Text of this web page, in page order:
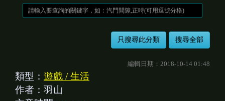
編輯日期：2018-10-14 01:48
類型： 遊戲 / 生活
作者：羽山